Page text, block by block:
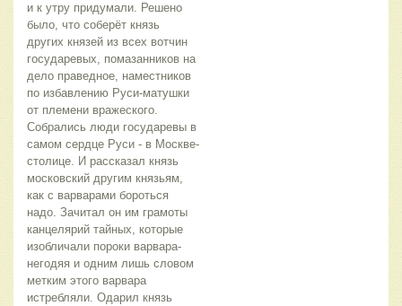
и к утру придумали. Решено
было, что соберёт князь
других князей из всех вотчин
государевых, помазанников на
дело праведное, наместников
по избавлению Руси-матушки
от племени вражеского.
Собрались люди государевы в
самом сердце Руси - в Москве-
столице. И рассказал князь
московский другим князьям,
как с варварами бороться
надо. Зачитал он им грамоты
канцелярий тайных, которые
изобличали пороки варвара-
негодяя и одним лишь словом
метким этого варвара
истребляли. Одарил князь